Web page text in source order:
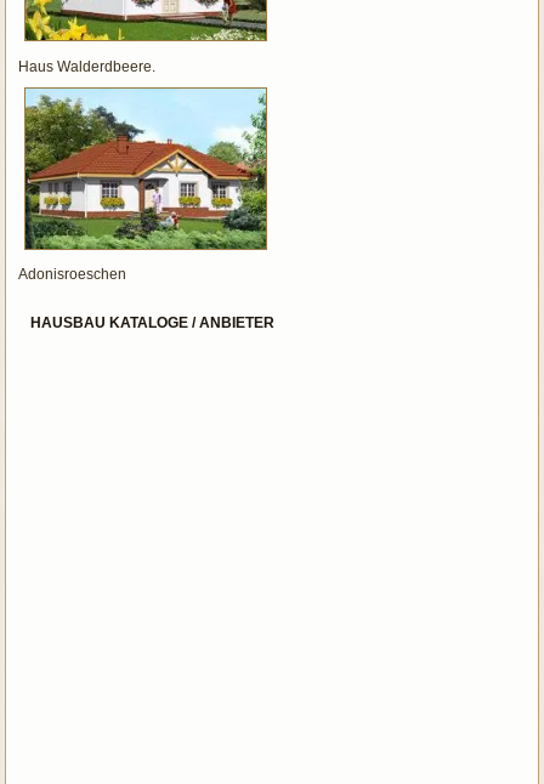
Haus Walderdbeere.
Adonisroeschen
HAUSBAU KATALOGE / ANBIETER